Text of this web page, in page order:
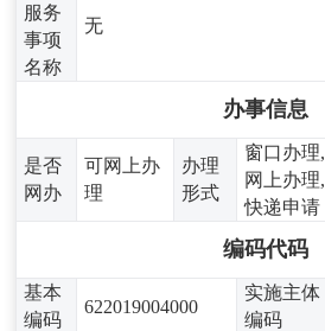
服务
事项
名称
无
办事信息
是否
网办
可网上办
理
办理
形式
窗口办理,
网上办理,
快递申请
编码代码
基本
编码
622019004000
实施主体
编码